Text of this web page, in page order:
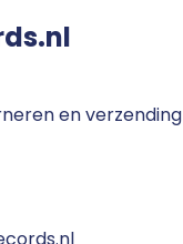
en verzending